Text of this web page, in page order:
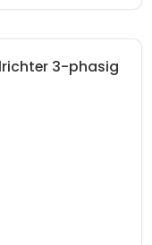
3-phasig